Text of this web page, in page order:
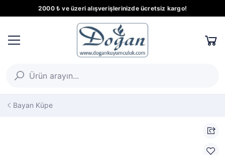
2000 ₺ ve üzeri alışverişlerinizde ücretsiz kargo!
Bayan Küpe